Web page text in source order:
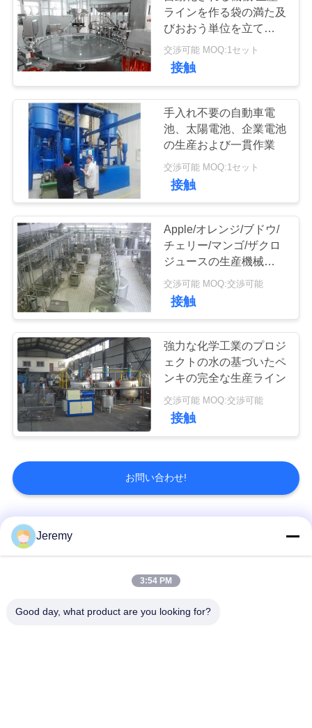
ラインを作る袋の満た及
びおおう単位を立てて下
さい
交渉可能 MOQ:1セット
接触
手入れ不要の自動車電
池、太陽電池、企業電池
の生産および一貫作業
交渉可能 MOQ:1セット
接触
Apple/オレンジ/ブドウ/
チェリー/マンゴ/ザクロ
ジュースの生産機械ライ
ン
交渉可能 MOQ:交渉可能
接触
強力な化学工業のプロジ
ェクトの水の基づいたペ
ンキの完全な生産ライン
交渉可能 MOQ:交渉可能
接触
お問い合わせ!
人気カテゴリ すべて
削片板の生産ライン
Jeremy
3:54 PM
Good day, what product are you looking for?